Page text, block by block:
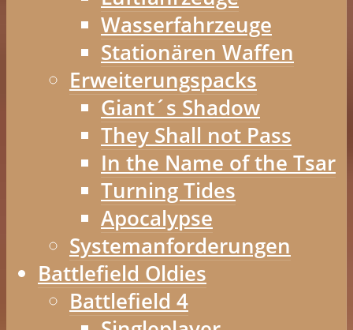
Wasserfahrzeuge
Stationären Waffen
Erweiterungspacks
Giant´s Shadow
They Shall not Pass
In the Name of the Tsar
Turning Tides
Apocalypse
Systemanforderungen
Battlefield Oldies
Battlefield 4